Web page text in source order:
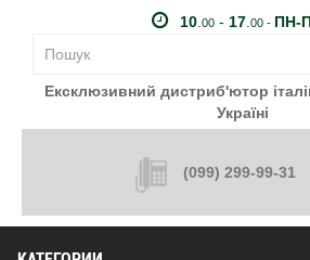
10. 00- 17. 00 - ПН-
Ексклюзивний дистриб'ютор
Україні
(099) 299-99-31